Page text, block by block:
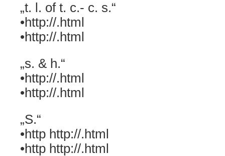
„t. l. of t. c.- c. s.“
•http://.html
•http://.html
„s. & h.“
•http://.html
•http://.html
„S.“
•http http://.html
•http http://.html